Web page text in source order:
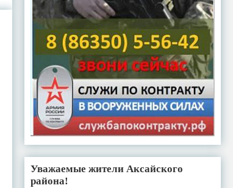
Уважаемые жители Аксайского
района!